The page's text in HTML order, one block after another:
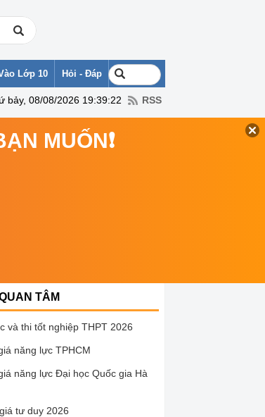
Lớp 10 Hỏi - Đáp
bảy, 08/08/2026 19:39:22 RSS
MUỐN❗
TÂM
và thi tốt nghiệp THPT 2026
năng lực TPHCM
năng lực Đại học Quốc gia Hà
tư duy 2026